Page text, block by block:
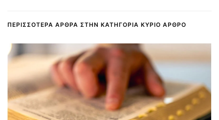
ΠΕΡΙΣΣΌΤΕΡΑ ΆΡΘΡΑ ΣΤΗΝ ΚΑΤΗΓΟΡΊΑ ΚΎΡΙΟ ΆΡΘΡΟ